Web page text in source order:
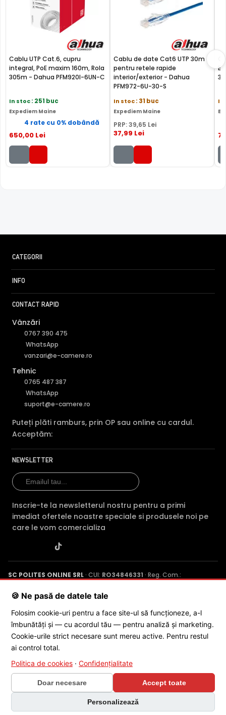
Cablu UTP Cat.6, cupru
integral, PoE maxim 160m, Rola
305m - Dahua PFM920I-6UN-C
In stoc: 251 buc
Expediem Maine
4 rate cu 0% dobândă
650,00 Lei
Cablu de date Cat6 UTP 30m
pentru retele rapide
interior/exterior - Dahua
PFM972-6U-30-S
In stoc: 31 buc
Expediem Maine
PRP:39,65 Lei
37,99 Lei
In
CATEGORII
INFO
CONTACT RAPID
Vânzări
0767 390 475
WhatsApp
vanzari@e-camere.ro
Tehnic
0765 487 387
WhatsApp
suport@e-camere.ro
Puteți plăti ramburs, prin OP sau online cu cardul.
Acceptăm:
NEWSLETTER
Inscrie-te la newsletterul nostru pentru a primi
imediat ofertele noastre speciale si produsele noi pe
care le vom comercializa
SC POLITES ONLINE SRL · CUI: RO34846331 · Reg. Com.:
Poenaru, Nr. 1, Craiova, Jud. Dolj ·
© 2026 SC POLITES ONLINE SRL
🍪 Ne pasă de datele tale
Folosim cookie-uri pentru a face site-ul să funcționeze, a-l
îmbunătăți și — cu acordul tău — pentru analiză și marketing.
Cookie-urile strict necesare sunt mereu active. Pentru restul
ai control total.
Politica de cookies · Confidențialitate
Doar necesare
Personalizează
Accept toate
🎁 CONCURS SĂPTĂMÂNAL